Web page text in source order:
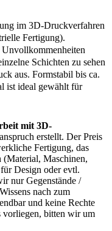
im 3D-Druckverfahren
Fertigung).
Schichten zu sehen
aus. Formstabil bis ca.
ist ideal gewählt für
mit 3D-
erstellt. Der Preis
Fertigung, das
Maschinen,
Design oder evtl.
nur Gegenstände /
nach zum
und keine Rechte
vorliegen, bitten wir um